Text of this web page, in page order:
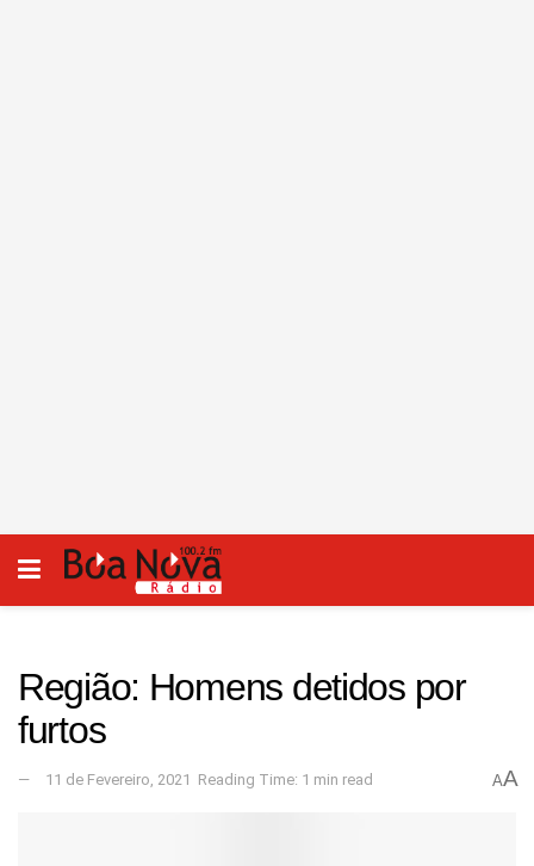
Região: Homens detidos por
furtos
11 de Fevereiro, 2021 Reading Time: 1 min read AA